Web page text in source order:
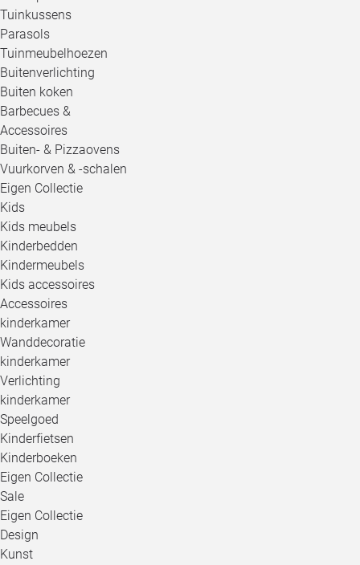
Tuinkussens
Parasols
Tuinmeubelhoezen
Buitenverlichting
Buiten koken
Barbecues &
Accessoires
Buiten- & Pizzaovens
Vuurkorven & -schalen
Eigen Collectie
Kids
Kids meubels
Kinderbedden
Kindermeubels
Kids accessoires
Accessoires
kinderkamer
Wanddecoratie
kinderkamer
Verlichting
kinderkamer
Speelgoed
Kinderfietsen
Kinderboeken
Eigen Collectie
Sale
Eigen Collectie
Design
Kunst